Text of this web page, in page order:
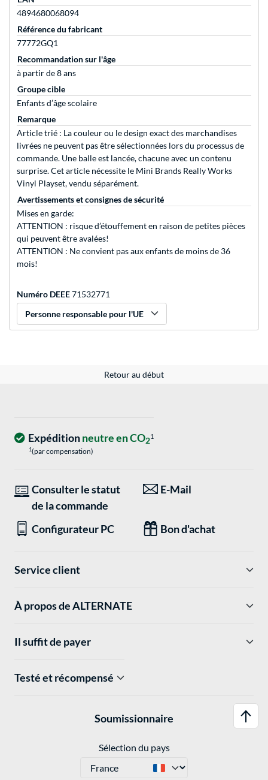
4894680068094
Référence du fabricant
77772GQ1
Recommandation sur l'âge
à partir de 8 ans
Groupe cible
Enfants d’âge scolaire
Remarque
Article trié : La couleur ou le design exact des marchandises
livrées ne peuvent pas être sélectionnées lors du processus de
commande. Une balle est lancée, chacune avec un contenu
surprise. Cet article nécessite le Mini Brands Really Works
Vinyl Playset, vendu séparément.
Avertissements et consignes de sécurité
Mises en garde:
ATTENTION : risque d’étouffement en raison de petites pièces
qui peuvent être avalées!
ATTENTION : Ne convient pas aux enfants de moins de 36
mois!
Numéro DEEE71532771
Personne responsable pour l'UE
Retour au début
Expéditionneutre en CO21
1(par compensation)
Consulter le statut
de la commande
E-Mail
Configurateur PC Bon d'achat
Service client
À propos de ALTERNATE
Il suffit de payer
Testé et récompensé
Soumissionnaire
Sélection du pays